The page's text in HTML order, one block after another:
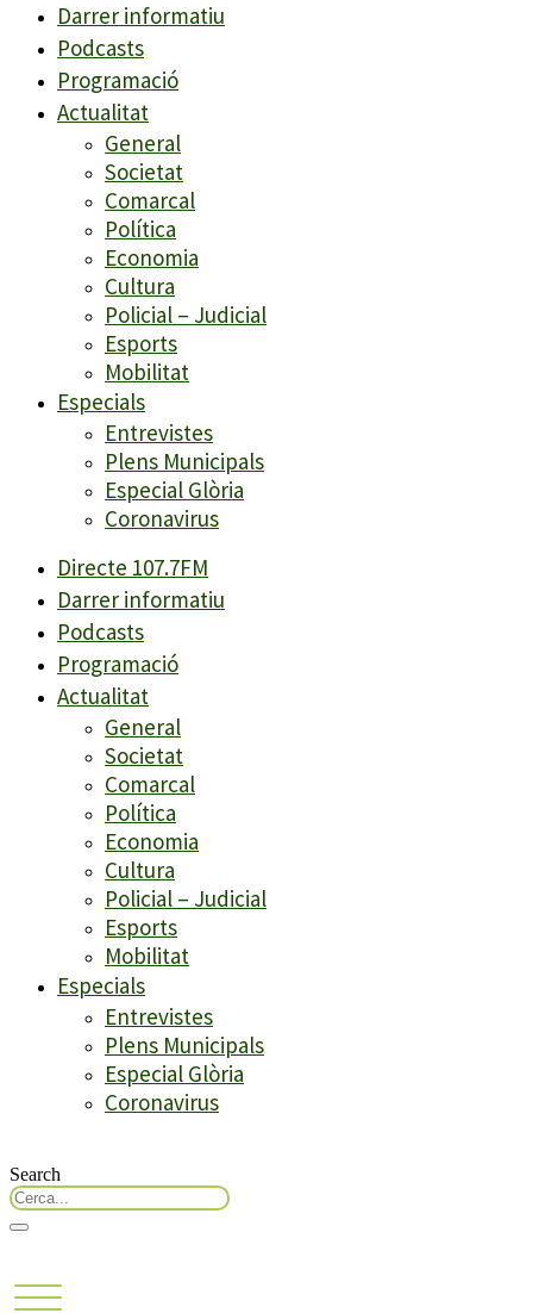
Darrer informatiu
Podcasts
Programació
Actualitat
General
Societat
Comarcal
Política
Economia
Cultura
Policial – Judicial
Esports
Mobilitat
Especials
Entrevistes
Plens Municipals
Especial Glòria
Coronavirus
Directe 107.7FM
Darrer informatiu
Podcasts
Programació
Actualitat
General
Societat
Comarcal
Política
Economia
Cultura
Policial – Judicial
Esports
Mobilitat
Especials
Entrevistes
Plens Municipals
Especial Glòria
Coronavirus
Search